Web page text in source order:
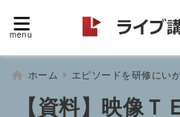
menu
ホーム エピソードを研修にい
【資料】映像